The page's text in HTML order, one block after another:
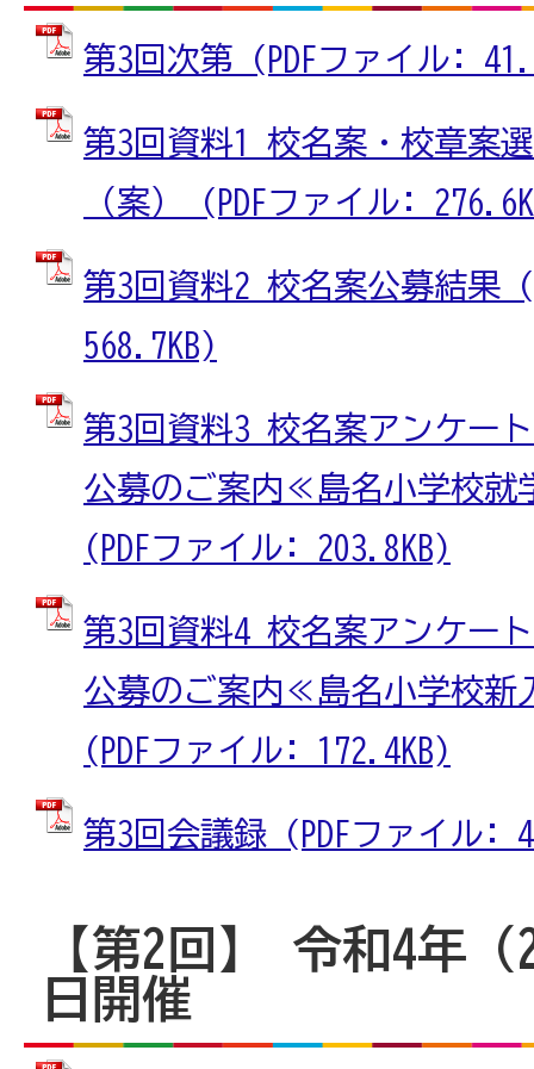
第3回次第 (PDFファイル:
第3回資料1 校名案・校章案
（案） (PDFファイル:
第3回資料2 校名案公募結果
568.7KB)
第3回資料3 校名案アンケー
公募のご案内≪島名小学校就
(PDFファイル: 203.8KB)
第3回資料4 校名案アンケー
公募のご案内≪島名小学校新
(PDFファイル: 172.4KB)
第3回会議録 (PDFファイル:
【第2回】 令和4年（
日開催